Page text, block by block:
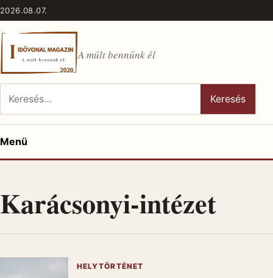
Ugrás a tartalomhoz
2026.08.07.
A múlt bennünk él
Keresés:
Keresés
Menü
Karácsonyi-intézet
HELYTÖRTÉNET